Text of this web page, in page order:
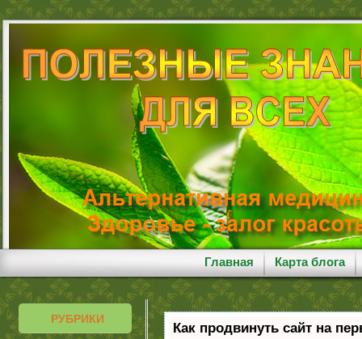
Главная Карта блога
РУБРИКИ
Как продвинуть сайт на